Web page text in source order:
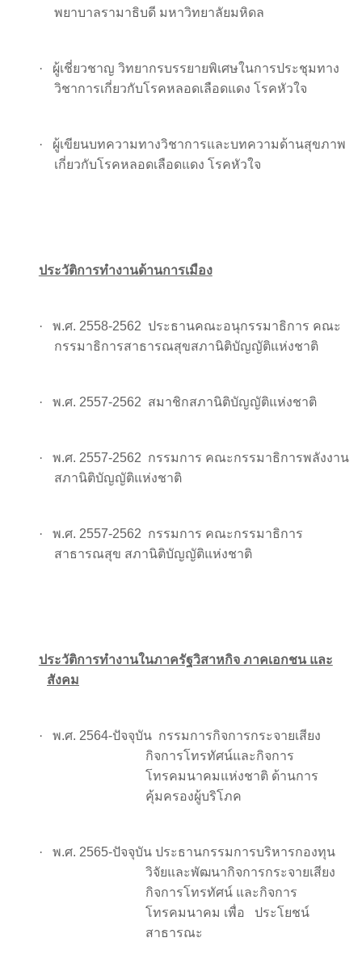
พยาบาลรามาธิบดี มหาวิทยาลัยมหิดล
·
ผู้เชี่ยวชาญ วิทยากรบรรยายพิเศษในการประชุมทาง
วิชาการเกี่ยวกับโรคหลอดเลือดแดง โรคหัวใจ
·
ผู้เขียนบทความทางวิชาการและบทความด้านสุขภาพ
เกี่ยวกับโรคหลอดเลือดแดง โรคหัวใจ
ประวัติการทำงานด้านการเมือง
· พ.ศ. 2558-2562 ประธานคณะอนุกรรมาธิการ คณะ
กรรมาธิการสาธารณสุขสภานิติบัญญัติแห่งชาติ
· พ.ศ. 2557-2562 สมาชิกสภานิติบัญญัติแห่งชาติ
· พ.ศ. 2557-2562 กรรมการ คณะกรรมาธิการพลังงาน
สภานิติบัญญัติแห่งชาติ
· พ.ศ. 2557-2562 กรรมการ คณะกรรมาธิการ
สาธารณสุข สภานิติบัญญัติแห่งชาติ
ประวัติการทำงานในภาครัฐวิสาหกิจ ภาคเอกชน และ
สังคม
· พ.ศ. 2564-ปัจจุบัน กรรมการกิจการกระจายเสียง
กิจการโทรทัศน์และกิจการ
โทรคมนาคมแห่งชาติ ด้านการ
คุ้มครองผู้บริโภค
·
พ.ศ. 2565-ปัจจุบัน ประธานกรรมการบริหารกองทุน
วิจัยและพัฒนากิจการกระจายเสียง
กิจการโทรทัศน์ และกิจการ
โทรคมนาคม เพื่อ ประโยชน์
สาธารณะ